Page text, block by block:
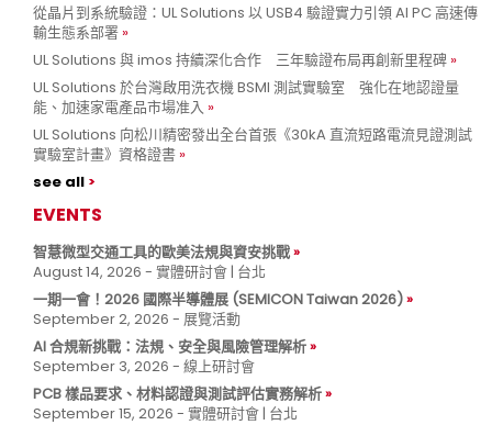
從晶片到系統驗證：UL Solutions 以 USB4 驗證實力引領 AI PC 高速傳
輸生態系部署
UL Solutions 與 imos 持續深化合作 三年驗證布局再創新里程碑
UL Solutions 於台灣啟用洗衣機 BSMI 測試實驗室 強化在地認證量
能、加速家電產品市場准入
UL Solutions 向松川精密發出全台首張《30kA 直流短路電流見證測試
實驗室計畫》資格證書
see all
EVENTS
智慧微型交通工具的歐美法規與資安挑戰
August 14, 2026 - 實體研討會 | 台北
一期一會！2026 國際半導體展 (SEMICON Taiwan 2026)
September 2, 2026 - 展覽活動
AI 合規新挑戰：法規、安全與風險管理解析
September 3, 2026 - 線上研討會
PCB 樣品要求、材料認證與測試評估實務解析
September 15, 2026 - 實體研討會 | 台北